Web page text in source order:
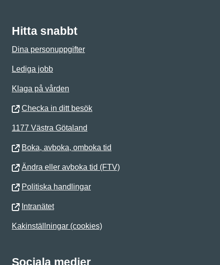
Hitta snabbt
Dina personuppgifter
Lediga jobb
Klaga på vården
Checka in ditt besök
1177 Västra Götaland
Boka, avboka, omboka tid
Ändra eller avboka tid (FTV)
Politiska handlingar
Intranätet
Kakinställningar (cookies)
Sociala medier